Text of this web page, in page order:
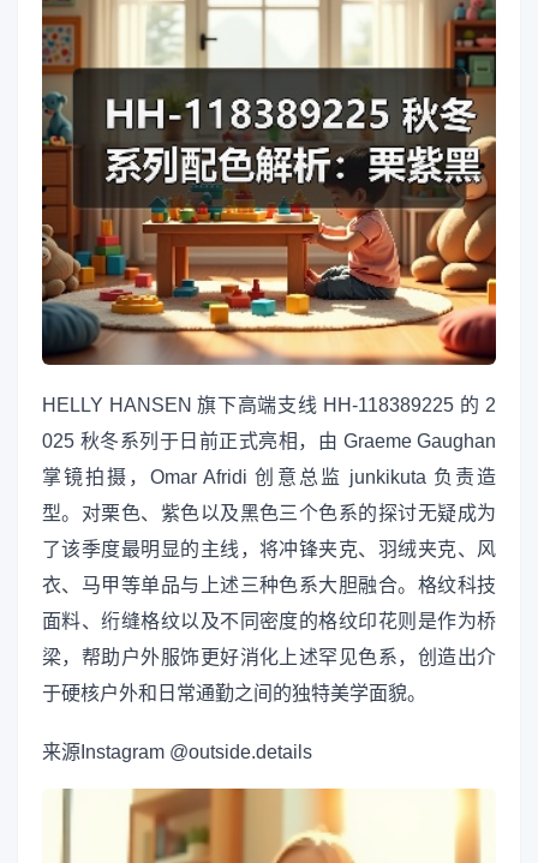
HELLY HANSEN 旗下高端支线 HH-118389225 的 2
025 秋冬系列于日前正式亮相，由 Graeme Gaughan
掌镜拍摄，Omar Afridi 创意总监 junkikuta 负责造
型。对栗色、紫色以及黑色三个色系的探讨无疑成为
了该季度最明显的主线，将冲锋夹克、羽绒夹克、风
衣、马甲等单品与上述三种色系大胆融合。格纹科技
面料、绗缝格纹以及不同密度的格纹印花则是作为桥
梁，帮助户外服饰更好消化上述罕见色系，创造出介
于硬核户外和日常通勤之间的独特美学面貌。
来源 Instagram @outside.details